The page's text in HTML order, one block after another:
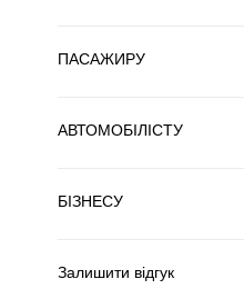
ПАСАЖИРУ
АВТОМОБІЛІСТУ
БІЗНЕСУ
Залишити відгук